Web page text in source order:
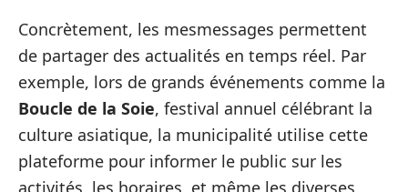
Concrètement, les mesmessages permettent
de partager des actualités en temps réel. Par
exemple, lors de grands événements comme la
Boucle de la Soie, festival annuel célébrant la
culture asiatique, la municipalité utilise cette
plateforme pour informer le public sur les
activités, les horaires, et même les diverses